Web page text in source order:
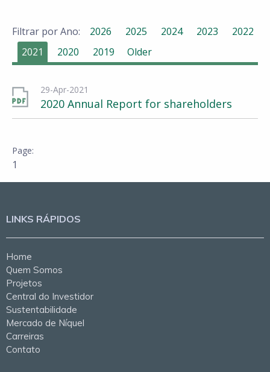
Filtrar por Ano: 2026 2025 2024 2023
2022
2021
2020 2019 Older
29-Apr-2021
2020 Annual Report for shareholders
1
LINKS RÁPIDOS
Home
Quem Somos
Projetos
Central do Investidor
Sustentabilidade
Mercado de Níquel
Carreiras
Contato